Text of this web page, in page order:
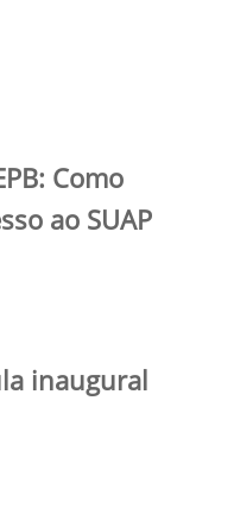
Como
ao SUAP
inaugural